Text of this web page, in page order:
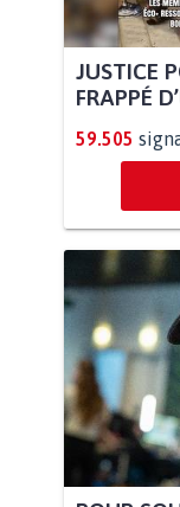
JUSTICE
FRAPPÉ
59.505